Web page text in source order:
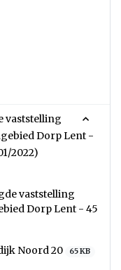
vaststelling
Dorp Lent -
2022)
vaststelling
Dorp Lent - 45
Noord 20 65 KB